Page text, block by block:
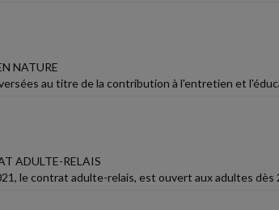
NATURE
au titre de la contribution à l'entretien et
ADULTE-RELAIS
le contrat adulte-relais, est ouvert aux adultes